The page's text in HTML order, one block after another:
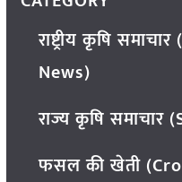
राष्ट्रीय कृषि
News)
राज्य कृषि समाचार
फसल की खेती